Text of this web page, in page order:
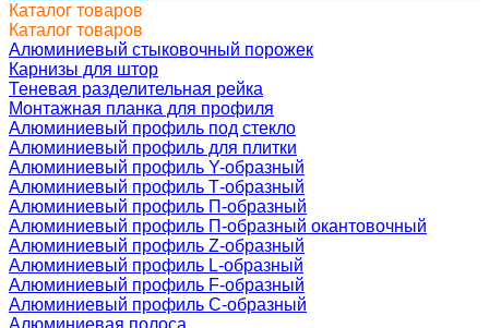
Каталог товаров
Каталог товаров
Алюминиевый стыковочный порожек
Карнизы для штор
Теневая разделительная рейка
Монтажная планка для профиля
Алюминиевый профиль под стекло
Алюминиевый профиль для плитки
Алюминиевый профиль Y-образный
Алюминиевый профиль Т-образный
Алюминиевый профиль П-образный
Алюминиевый профиль П-образный окантовочный
Алюминиевый профиль Z-образный
Алюминиевый профиль L-образный
Алюминиевый профиль F-образный
Алюминиевый профиль C-образный
Алюминиевая полоса